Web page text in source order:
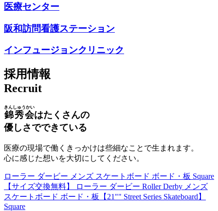
医療センター
阪和訪問看護ステーション
インフュージョンクリニック
採用情報
Recruit
錦秀会
きんしゅうかい
はたくさんの
優しさでできている
医療の現場で働くきっかけは些細なことで生まれます。
心に感じた想いを大切にしてください。
ローラー ダービー メンズ スケートボード ボード・板 Square
【サイズ交換無料】 ローラー ダービー Roller Derby メンズ
スケートボード ボード・板【21"" Street Series Skateboard】
Square